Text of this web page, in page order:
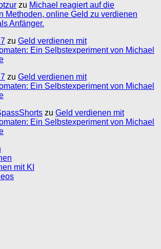
zu Michael reagiert auf die
Methoden, online Geld zu verdienen
Anfänger.
zu Geld verdienen mit
Ein Selbstexperiment von Michael
zu Geld verdienen mit
Ein Selbstexperiment von Michael
zu Geld verdienen mit
Ein Selbstexperiment von Michael
mit KI